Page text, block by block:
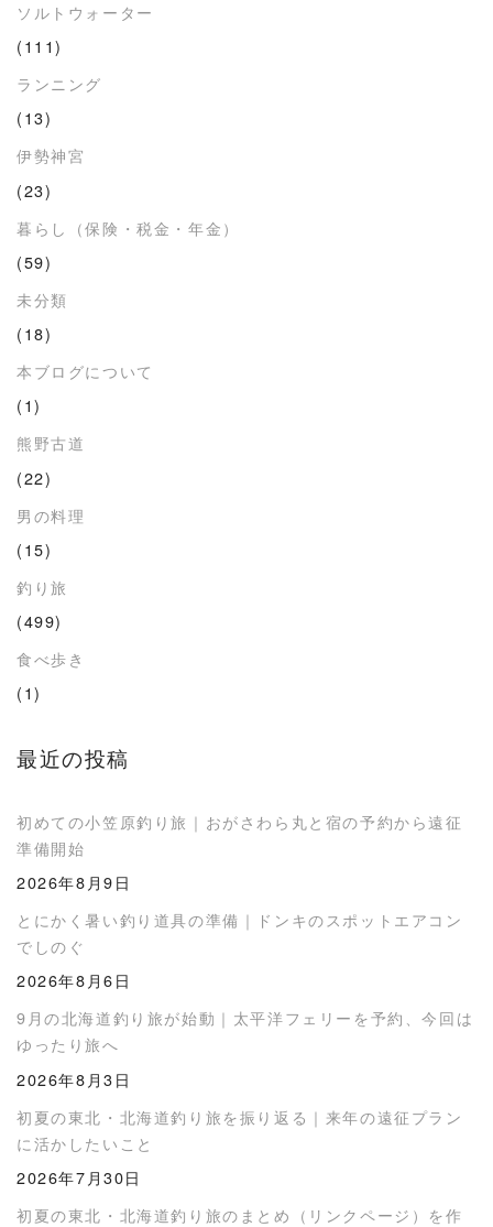
ソルトウォーター
(111)
ランニング
(13)
伊勢神宮
(23)
暮らし（保険・税金・年金）
(59)
未分類
(18)
本ブログについて
(1)
熊野古道
(22)
男の料理
(15)
釣り旅
(499)
食べ歩き
(1)
最近の投稿
初めての小笠原釣り旅｜おがさわら丸と宿の予約から遠征
準備開始
2026年8月9日
とにかく暑い釣り道具の準備｜ドンキのスポットエアコン
でしのぐ
2026年8月6日
9月の北海道釣り旅が始動｜太平洋フェリーを予約、今回は
ゆったり旅へ
2026年8月3日
初夏の東北・北海道釣り旅を振り返る｜来年の遠征プラン
に活かしたいこと
2026年7月30日
初夏の東北・北海道釣り旅のまとめ（リンクページ）を作